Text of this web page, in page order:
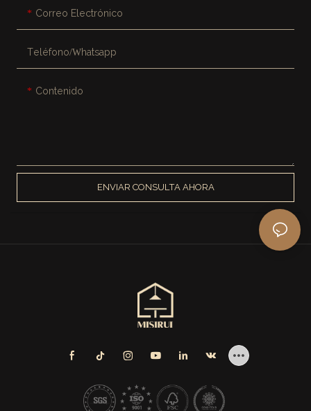
Correo Electrónico
Teléfono/whatsapp
Contenido
ENVIAR CONSULTA AHORA